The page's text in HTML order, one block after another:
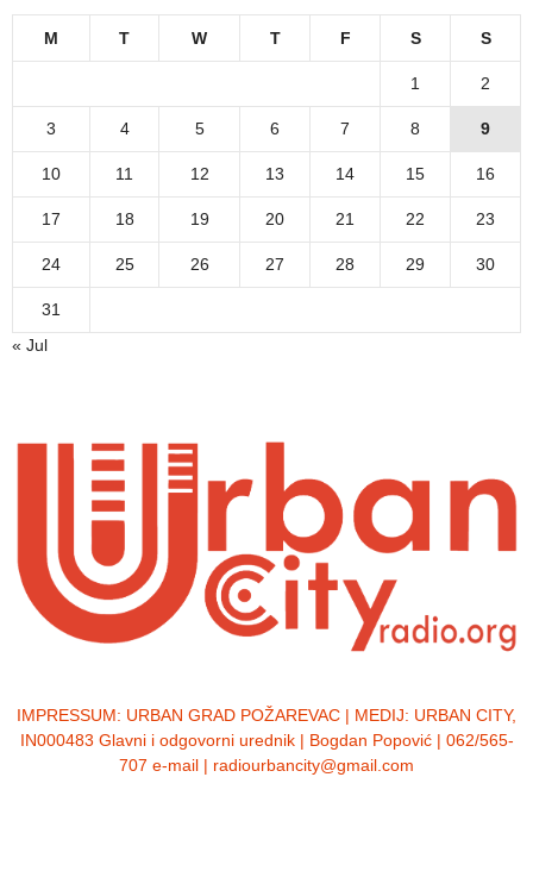
M T W T F S S
1 2
3 4 5 6 7 8 9
10 11 12 13 14 15 16
17 18 19 20 21 22 23
24 25 26 27 28 29 30
31
« Jul
IMPRESSUM: URBAN GRAD POŽAREVAC | MEDIJ: URBAN CITY,
IN000483 Glavni i odgovorni urednik | Bogdan Popović | 062/565-
707 e-mail | radiourbancity@gmail.com